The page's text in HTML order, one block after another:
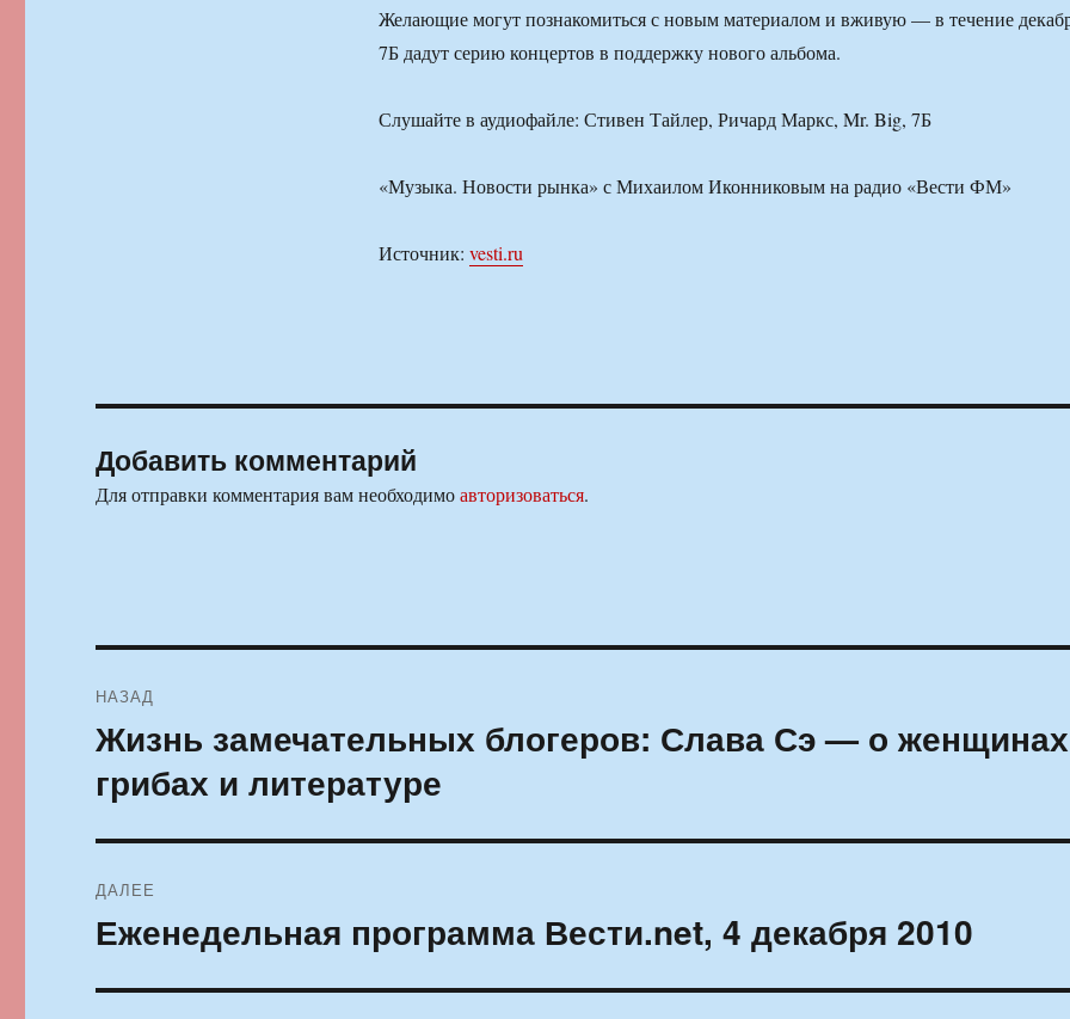
Желающие могут познакомиться с новым материалом и вживую — в течение
7Б дадут серию концертов в поддержку нового альбома.
Слушайте в аудиофайле: Стивен Тайлер, Ричард Маркс, Mr. Big, 7Б
«Музыка. Новости рынка» с Михаилом Иконниковым на радио «Вести ФМ»
Источник: vesti.ru
Добавить комментарий
Для отправки комментария вам необходимоавторизоваться.
по
записям
НАЗАД
Предыдущая
Жизнь замечательных блогеров: Слава Сэ — о
грибах и литературе
ДАЛЕЕ
Следующая
Еженедельная программа Вести.net, 4 декабря 2010